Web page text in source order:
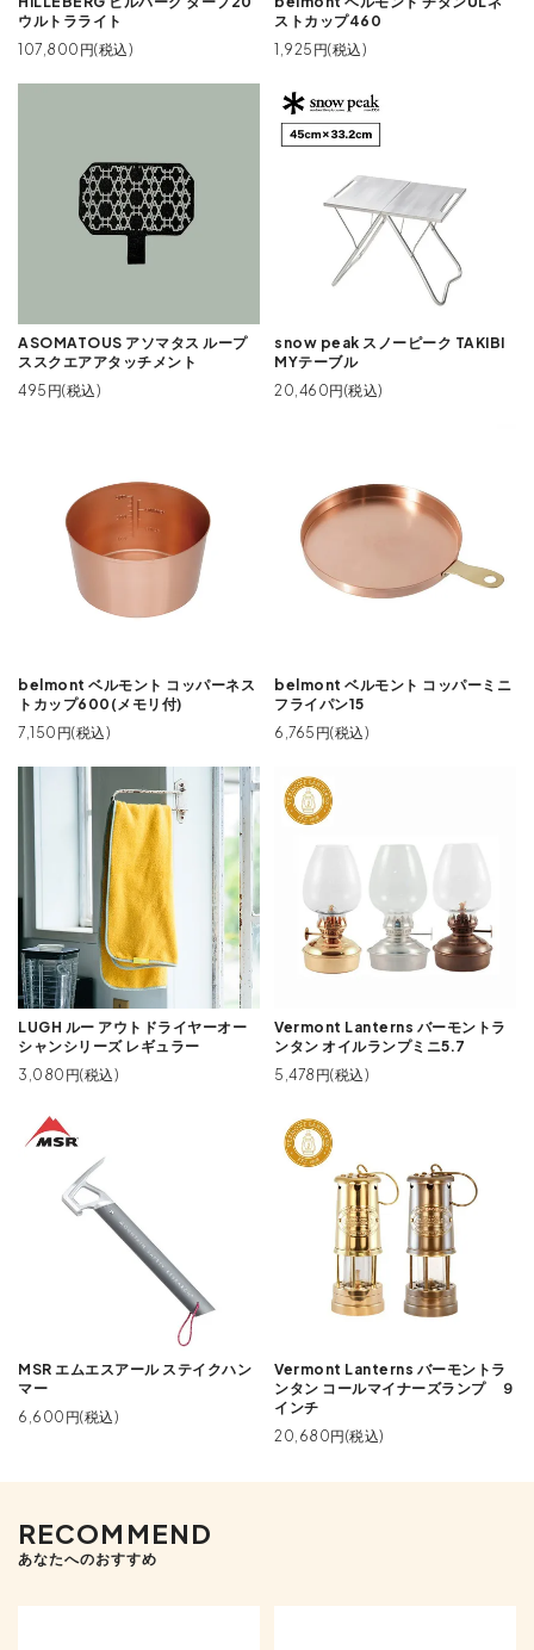
ウルトラライト
107,800円(税込)
ストカップ460
1,925円(税込)
ASOMATOUS アソマタス ループ
ススクエアアタッチメント
495円(税込)
snow peak スノーピーク TAKIBI
MYテーブル
20,460円(税込)
belmont ベルモント コッパーネス
トカップ600(メモリ付)
7,150円(税込)
belmont ベルモント コッパーミニ
フライパン15
6,765円(税込)
LUGH ルー アウトドライヤーオー
シャンシリーズ レギュラー
3,080円(税込)
Vermont Lanterns バーモントラ
ンタン オイルランプミニ5.7
5,478円(税込)
MSR エムエスアール ステイクハン
マー
6,600円(税込)
Vermont Lanterns バーモントラ
ンタン コールマイナーズランプ ９
インチ
20,680円(税込)
RECOMMEND
あなたへのおすすめ